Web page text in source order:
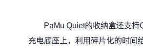
PaMu Quiet的收纳盒还支
充电底座上，利用碎片化的时间